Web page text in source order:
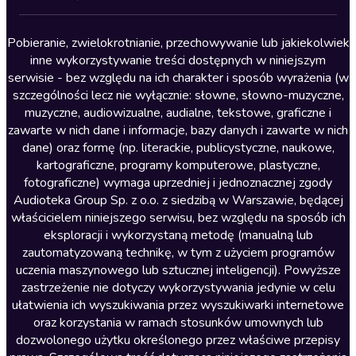
Lektury szkolne
Literatura anglojęzyczna
Literatura faktu
Literatura obyczajowa
Literatura piękna obca
Literatura piękna polska
Nagrania relaksacyjne
Nauka języków
Nauki humanistyczne
Podcasty i audycje
Polityka
Prasa
Religia
Pobieranie, zwielokrotnianie, przechowywanie lub jakiekolwiek
inne wykorzystywanie treści dostępnych w niniejszym
serwisie - bez względu na ich charakter i sposób wyrażenia (w
szczególności lecz nie wyłącznie: słowne, słowno-muzyczne,
muzyczne, audiowizualne, audialne, tekstowe, graficzne i
zawarte w nich dane i informacje, bazy danych i zawarte w nich
dane) oraz formę (np. literackie, publicystyczne, naukowe,
kartograficzne, programy komputerowe, plastyczne,
fotograficzne) wymaga uprzedniej i jednoznacznej zgody
Audioteka Group Sp. z o.o. z siedzibą w Warszawie, będącej
właścicielem niniejszego serwisu, bez względu na sposób ich
eksploracji i wykorzystaną metodę (manualną lub
zautomatyzowaną technikę, w tym z użyciem programów
uczenia maszynowego lub sztucznej inteligencji). Powyższe
zastrzeżenie nie dotyczy wykorzystywania jedynie w celu
ułatwienia ich wyszukiwania przez wyszukiwarki internetowe
oraz korzystania w ramach stosunków umownych lub
dozwolonego użytku określonego przez właściwe przepisy